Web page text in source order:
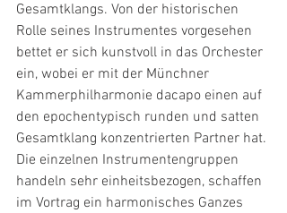
Gesamtklangs. Von der historischen
Rolle seines Instrumentes vorgesehen
bettet er sich kunstvoll in das Orchester
ein, wobei er mit der Münchner
Kammerphilharmonie dacapo einen auf
den epochentypisch runden und satten
Gesamtklang konzentrierten Partner hat.
Die einzelnen Instrumentengruppen
handeln sehr einheitsbezogen, schaffen
im Vortrag ein harmonisches Ganzes